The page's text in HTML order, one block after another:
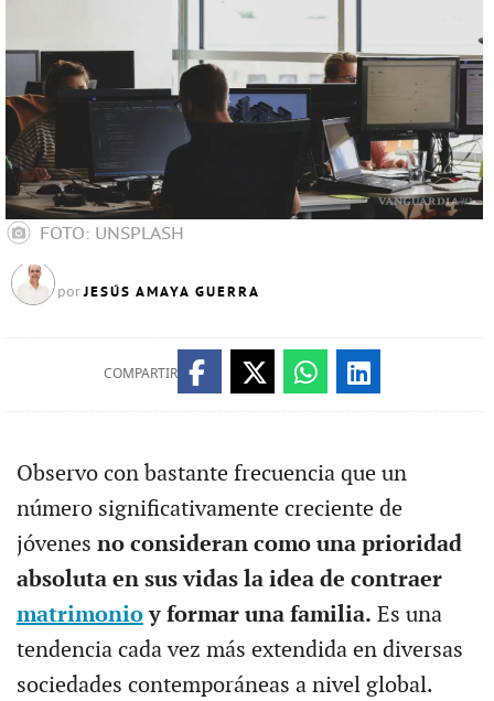
FOTO: UNSPLASH
porJESÚS AMAYA GUERRA
COMPARTIR
Observo con bastante frecuencia que un
número significativamente creciente de
jóvenes no consideran como una prioridad
absoluta en sus vidas la idea de contraer
matrimonioy formar una familia. Es una
tendencia cada vez más extendida en diversas
sociedades contemporáneas a nivel global.